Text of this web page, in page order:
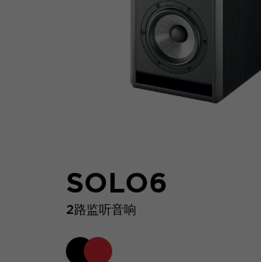
SOLO6
2路监听音响